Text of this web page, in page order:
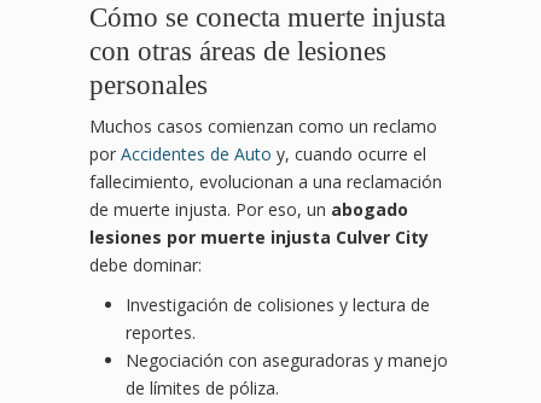
Cómo se conecta muerte injusta
con otras áreas de lesiones
personales
Muchos casos comienzan como un reclamo
por Accidentes de Auto y, cuando ocurre el
fallecimiento, evolucionan a una reclamación
de muerte injusta. Por eso, un abogado
lesiones por muerte injusta Culver City
debe dominar:
Investigación de colisiones y lectura de
reportes.
Negociación con aseguradoras y manejo
de límites de póliza.